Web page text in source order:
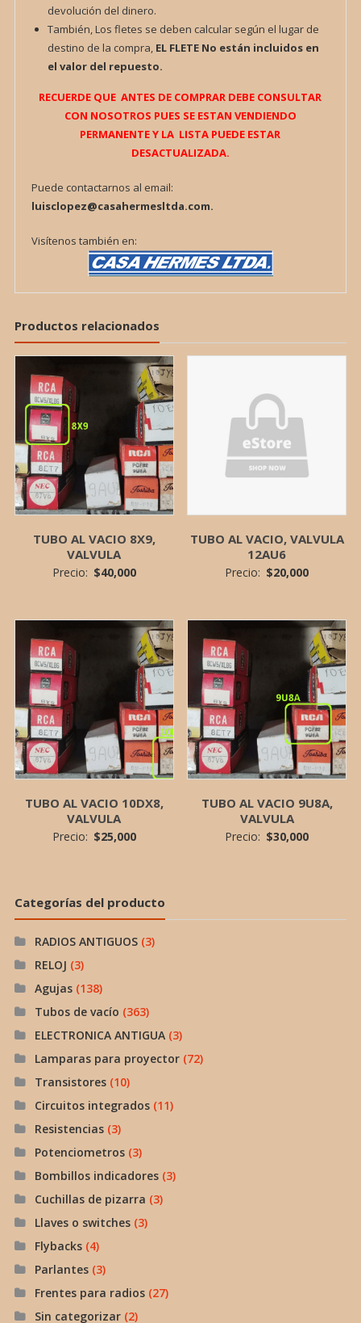
devolución del dinero.
También, Los fletes se deben calcular según el lugar de
destino de la compra, EL FLETE No están incluidos en
el valor del repuesto.
RECUERDE QUE ANTES DE COMPRAR DEBE CONSULTAR
CON NOSOTROS PUES SE ESTAN VENDIENDO
PERMANENTE Y LA LISTA PUEDE ESTAR
DESACTUALIZADA.
Puede contactarnos al email:
luisclopez@casahermesltda.com.
Visítenos también en:
Productos relacionados
TUBO AL VACIO 8X9,
VALVULA
Precio: $40,000
TUBO AL VACIO, VALVULA
12AU6
Precio: $20,000
TUBO AL VACIO 10DX8,
VALVULA
Precio: $25,000
TUBO AL VACIO 9U8A,
VALVULA
Precio: $30,000
Categorías del producto
RADIOS ANTIGUOS (3)
RELOJ (3)
Agujas (138)
Tubos de vacío (363)
ELECTRONICA ANTIGUA (3)
Lamparas para proyector (72)
Transistores (10)
Circuitos integrados (11)
Resistencias (3)
Potenciometros (3)
Bombillos indicadores (3)
Cuchillas de pizarra (3)
Llaves o switches (3)
Flybacks (4)
Parlantes (3)
Frentes para radios (27)
Sin categorizar (2)